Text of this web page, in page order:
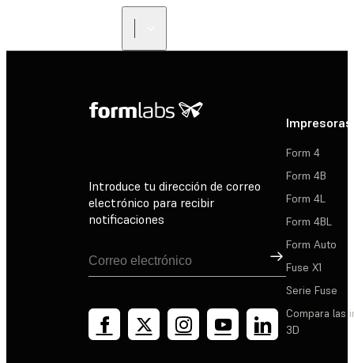
Introduce tu dirección de correo
electrónico para recibir
notificaciones
Suscribirse
Impresoras
Form 4
Form 4B
Form 4L
Form 4BL
Form Auto
Fuse X1
Serie Fuse
Compara las
3D